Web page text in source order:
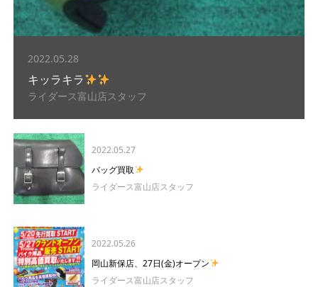
2022.05.28
キッラキラ
ライダース富山店スタッフ
2022.05.27
バッグ買取
ライダース富山店スタッフ
2022.05.26
岡山新保店、27日(金)オープン
ライダース富山店スタッフ